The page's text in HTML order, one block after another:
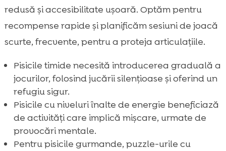
redusă și accesibilitate ușoară. Optăm pentru
recompense rapide și planificăm sesiuni de joacă
scurte, frecvente, pentru a proteja articulațiile.
Pisicile timide necesită introducerea graduală a
jocurilor, folosind jucării silențioase și oferind un
refugiu sigur.
Pisicile cu niveluri înalte de energie beneficiază
de activități care implică mișcare, urmate de
provocări mentale.
Pentru pisicile gurmande, puzzle-urile cu